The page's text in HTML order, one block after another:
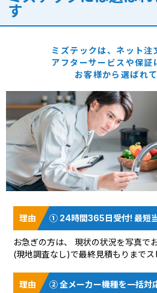
す
ミズテックは、ネット注
アフターサービスや保証
お客様から選ばれ
① 24時間365日受付! 最短
お急ぎの方は、 現状の状況を写真で
(現地調査なし)で最終見積もりまでス
② 全メーカー機種を一括対